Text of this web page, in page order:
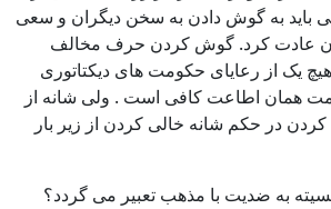
باید به گوش دادن به سخن دیگران و سعی
عادت کرد. گوش کردن حرف مخالف
یک از رعایای حکومت های دیکتاتوری
همان اطاعت کافی است . ولی شانه از
در حکم شانه خالی کردن از زیر بار
به ضدیت با مذهب تعبیر می گردد؟